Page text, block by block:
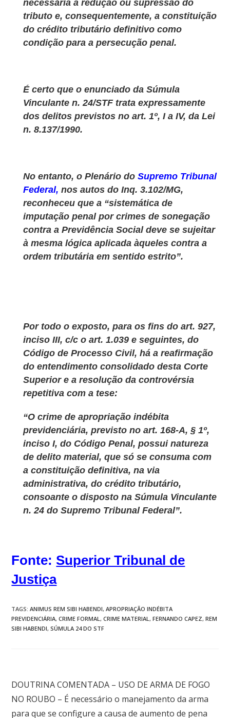
necessária a redução ou supressão do
tributo e, consequentemente, a constituição
do crédito tributário definitivo como
condição para a persecução penal.
É certo que o enunciado da Súmula
Vinculante n. 24/STF trata expressamente
dos delitos previstos no art. 1º, I a IV, da Lei
n. 8.137/1990.
No entanto, o Plenário doSupremo Tribunal
Federal, nos autos do Inq. 3.102/MG,
reconheceu que a “sistemática de
imputação penal por crimes de sonegação
contra a Previdência Social deve se sujeitar
à mesma lógica aplicada àqueles contra a
ordem tributária em sentido estrito”.
Por todo o exposto, para os fins do art. 927,
inciso III, c/c o art. 1.039 e seguintes, do
Código de Processo Civil, há a reafirmação
do entendimento consolidado desta Corte
Superior e a resolução da controvérsia
repetitiva com a tese:
“O crime de apropriação indébita
previdenciária, previsto no art. 168-A, § 1º,
inciso I, do Código Penal, possui natureza
de delito material, que só se consuma com
a constituição definitiva, na via
administrativa, do crédito tributário,
consoante o disposto na Súmula Vinculante
n. 24 do Supremo Tribunal Federal”.
Fonte: Superior Tribunal de
Justiça
TAGS:ANIMUS REM SIBI HABENDI, APROPRIAÇÃO INDÉBITA
PREVIDENCIÁRIA, CRIME FORMAL , CRIME MATERIAL , FERNANDO CAPEZ, REM
SIBI HABENDI, SÚMULA 24 DO STF
DOUTRINA COMENTADA – USO DE ARMA DE FOGO
NO ROUBO – É necessário o manejamento da arma
para que se configure a causa de aumento de pena